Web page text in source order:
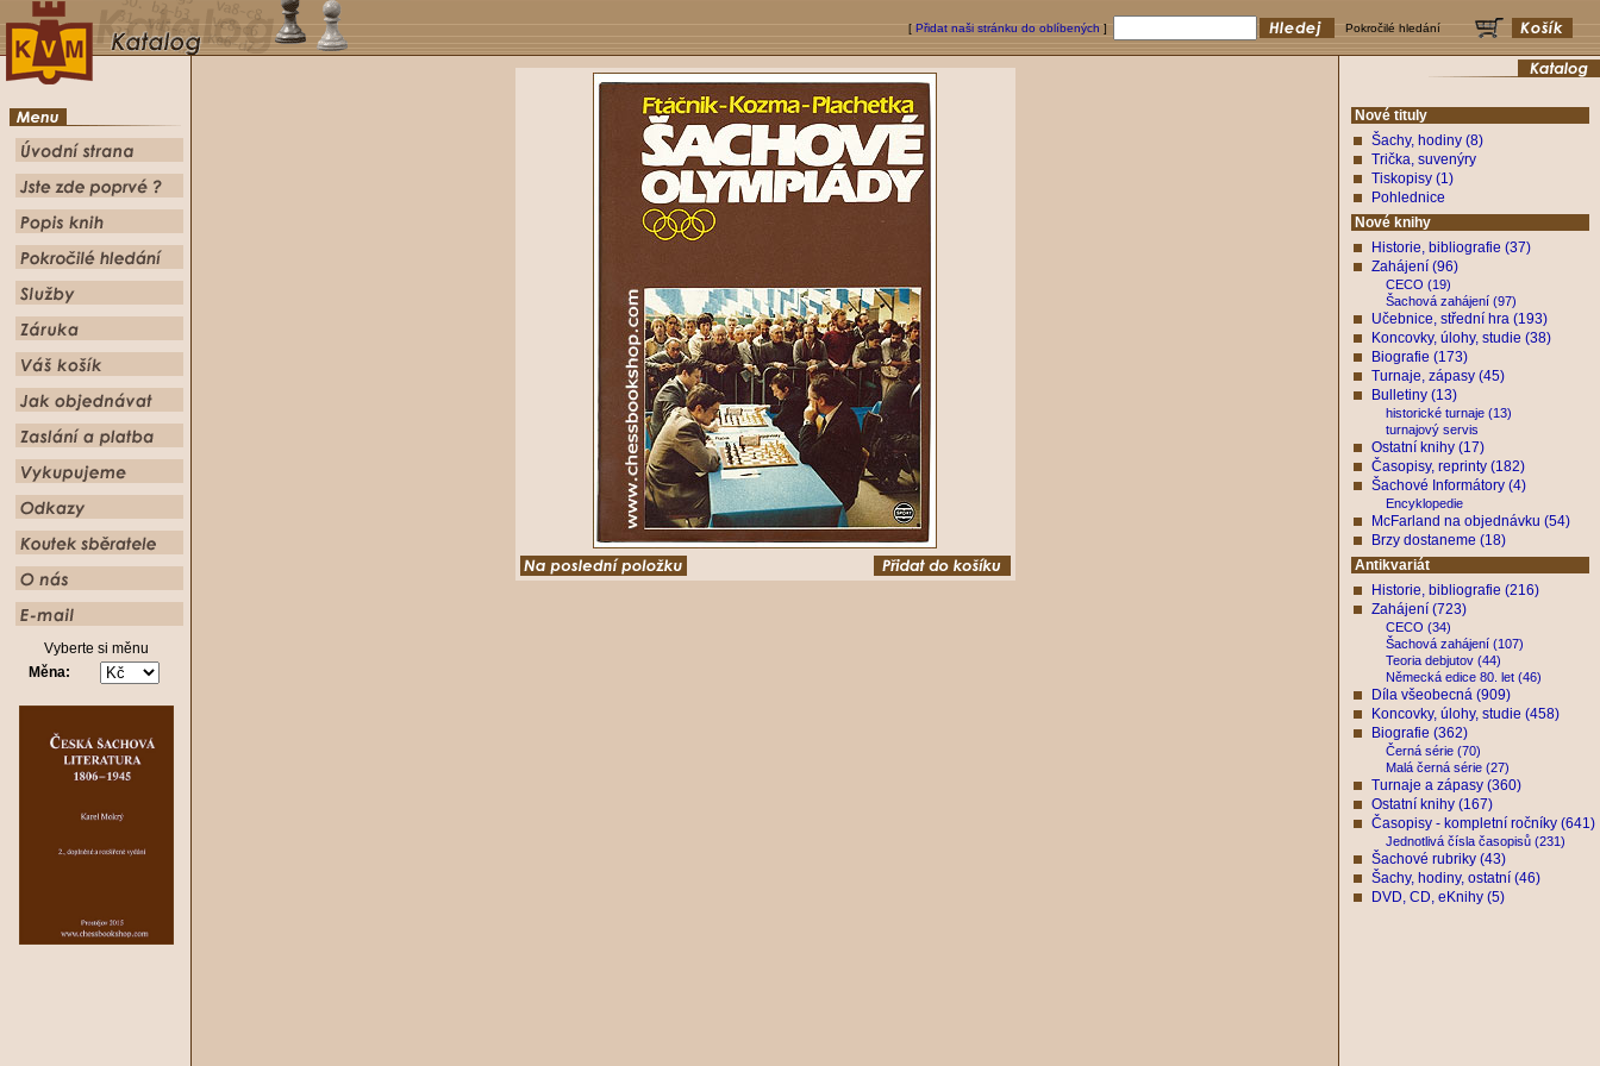
[ Přidat naši stránku do oblíbených ] Pokročilé hledání
Vyberte si měnu
Měna:
Nové tituly
Šachy, hodiny (8)
Trička, suvenýry
Tiskopisy (1)
Pohlednice
Nové knihy
Historie, bibliografie (37)
Zahájení (96)
CECO (19)
Šachová zahájení (97)
Učebnice, střední hra (193)
Koncovky, úlohy, studie (38)
Biografie (173)
Turnaje, zápasy (45)
Bulletiny (13)
historické turnaje (13)
turnajový servis
Ostatní knihy (17)
Časopisy, reprinty (182)
Šachové Informátory (4)
Encyklopedie
McFarland na objednávku (54)
Brzy dostaneme (18)
Antikvariát
Historie, bibliografie (216)
Zahájení (723)
CECO (34)
Šachová zahájení (107)
Teoria debjutov (44)
Německá edice 80. let (46)
Díla všeobecná (909)
Koncovky, úlohy, studie (458)
Biografie (362)
Černá série (70)
Malá černá série (27)
Turnaje a zápasy (360)
Ostatní knihy (167)
Časopisy - kompletní ročníky (641)
Jednotlivá čísla časopisů (231)
Šachové rubriky (43)
Šachy, hodiny, ostatní (46)
DVD, CD, eKnihy (5)